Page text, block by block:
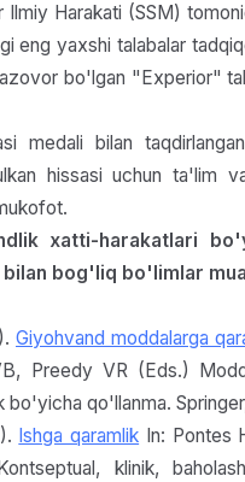
Ilmiy Harakati (SSM)
eng yaxshi talabalar
bo'lgan "Experior"
medali bilan
hissasi uchun ta'lim
xatti-harakatlari
bog'liq bo'limlar
Giyohvand moddalarga
Preedy VR (Eds.)
bo'yicha qo'llanma.
Ishga qaramlik In: Pontes
klinik,